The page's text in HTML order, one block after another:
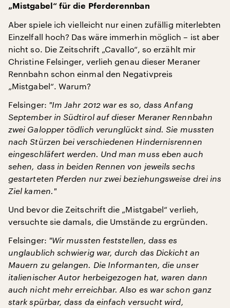
„Mistgabel“ für die Pferderennban
Aber spiele ich vielleicht nur einen zufällig miterlebten
Einzelfall hoch? Das wäre immerhin möglich – ist aber
nicht so. Die Zeitschrift „Cavallo“, so erzählt mir
Christine Felsinger, verlieh genau dieser Meraner
Rennbahn schon einmal den Negativpreis
„Mistgabel“. Warum?
Felsinger: "Im Jahr 2012 war es so, dass Anfang
September in Südtirol auf dieser Meraner Rennbahn
zwei Galopper tödlich verunglückt sind. Sie mussten
nach Stürzen bei verschiedenen Hindernisrennen
eingeschläfert werden. Und man muss eben auch
sehen, dass in beiden Rennen von jeweils sechs
gestarteten Pferden nur zwei beziehungsweise drei ins
Ziel kamen."
Und bevor die Zeitschrift die „Mistgabel“ verlieh,
versuchte sie damals, die Umstände zu ergründen.
Felsinger: "Wir mussten feststellen, dass es
unglaublich schwierig war, durch das Dickicht an
Mauern zu gelangen. Die Informanten, die unser
italienischer Autor herbeigezogen hat, waren dann
auch nicht mehr erreichbar. Also es war schon ganz
stark spürbar, dass da einfach versucht wird,